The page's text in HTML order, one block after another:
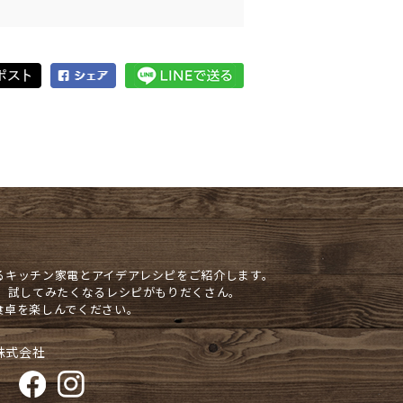
ッチン家電とアイデアレシピをご紹介します。
してみたくなるレシピがもりだくさん。
を楽しんでください。
式会社